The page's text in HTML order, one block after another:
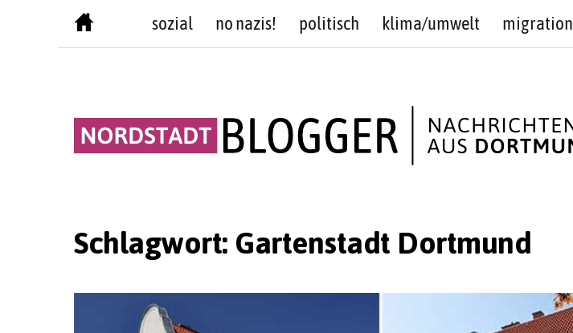
sozial no nazis! politisch klima/umwelt migration
Schlagwort: Gartenstadt Dortmund